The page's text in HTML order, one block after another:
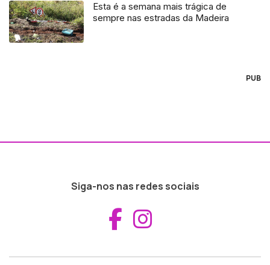
Esta é a semana mais trágica de
sempre nas estradas da Madeira
PUB
Siga-nos nas redes sociais
Aceder ao